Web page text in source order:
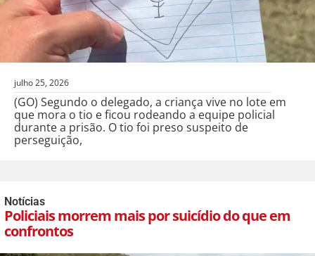
julho 25, 2026
(GO) Segundo o delegado, a criança vive no lote em
que mora o tio e ficou rodeando a equipe policial
durante a prisão. O tio foi preso suspeito de
perseguição,
Notícias
Policiais morrem mais por suicídio do que em
confrontos